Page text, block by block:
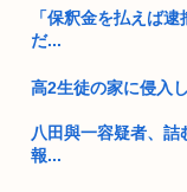
触れ左遷
なかっ...
就職氷河期世代が救
「保釈金を払えば
だ...
高2生徒の家に侵入
八田與一容疑者、
報...